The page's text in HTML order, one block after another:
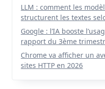
LLM : comment les
structurent les textes
Google : l’IA booste
rapport du 3ème
Chrome va afficher un
sites HTTP en 2026